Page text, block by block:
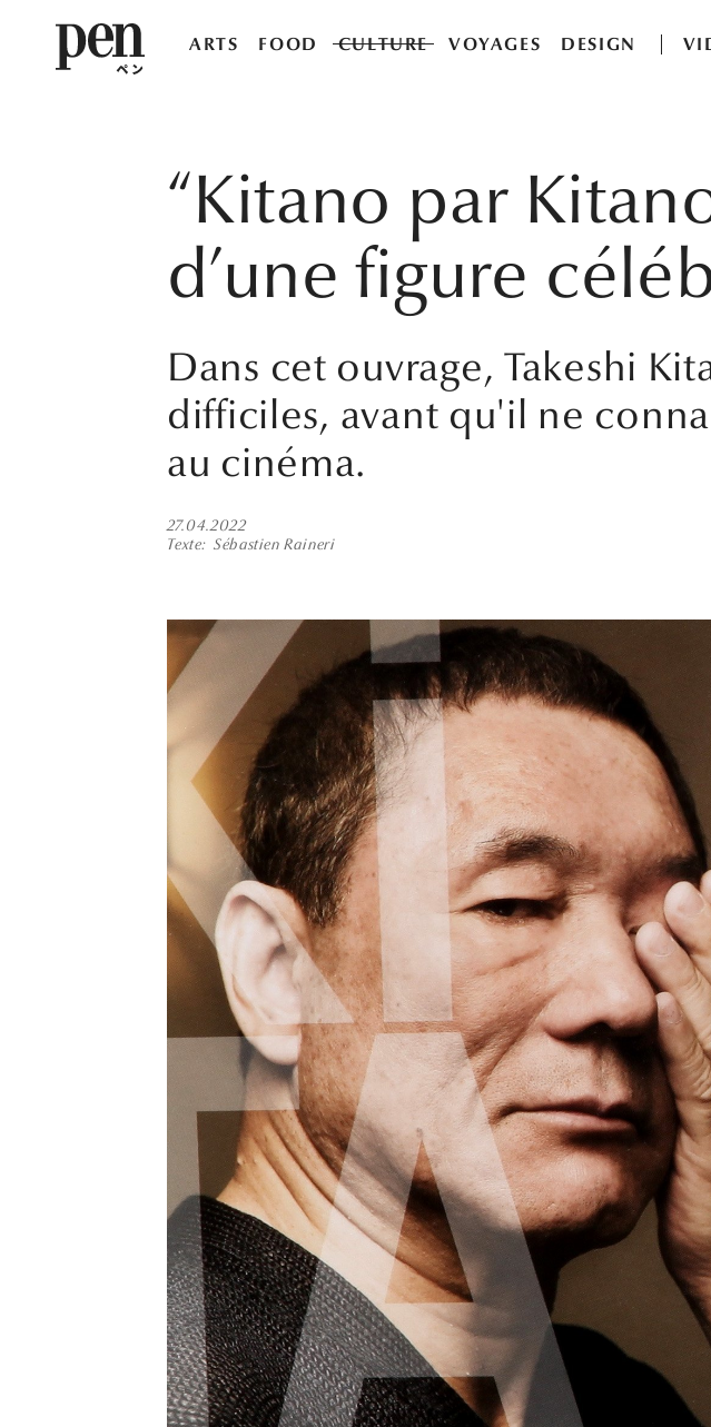
ARTS FOOD CULTURE VOYAGES DESIGN
“Kitano par
d’une figure
Dans cet ouvrage, Takeshi
difficiles, avant qu'il ne
au cinéma.
27.04.2022
Texte
Sébastien Raineri